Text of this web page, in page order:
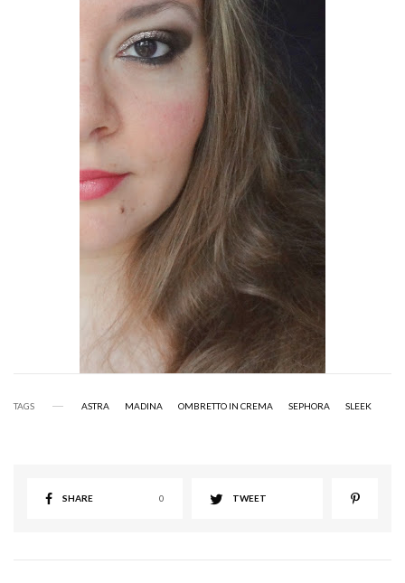
TAGS ASTRA MADINA OMBRETTO IN CREMA SEPHORA SLEEK
SHARE 0 TWEET